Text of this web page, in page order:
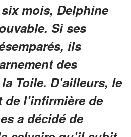
mois, Delphine
Si ses
ils
des
Toile. D’ailleurs, le
l’infirmière de
a décidé de